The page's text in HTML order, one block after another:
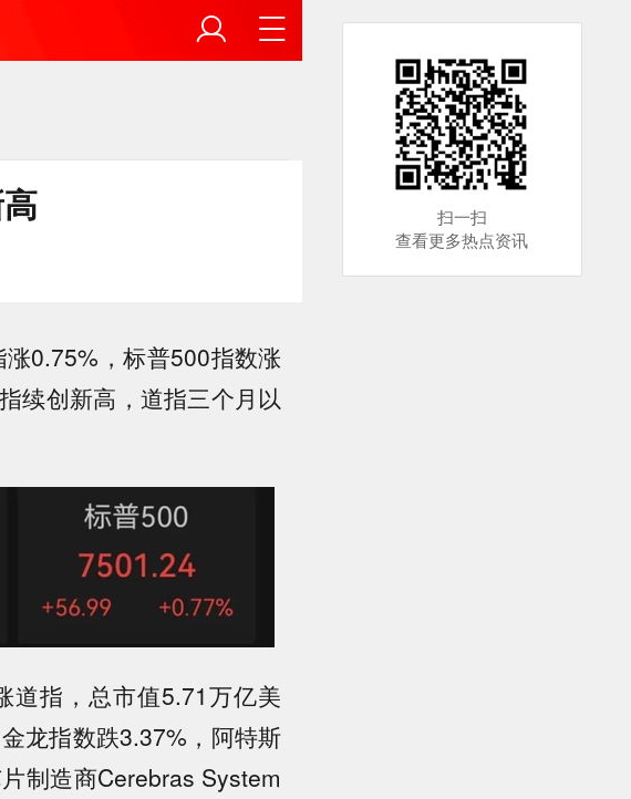
0.75%，标普500指数涨
续创新高，道指三个月以
道指，总市值5.71万亿美
龙指数跌3.37%，阿特斯
制造商Cerebras System
扫一扫
查看更多热点资讯